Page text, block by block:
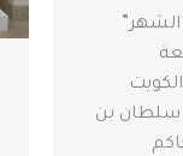
الكويت
سلطان بن